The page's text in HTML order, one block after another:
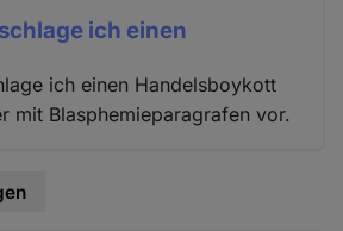
ich einen
ich einen Handelsboykott
mit Blasphemieparagrafen vor.